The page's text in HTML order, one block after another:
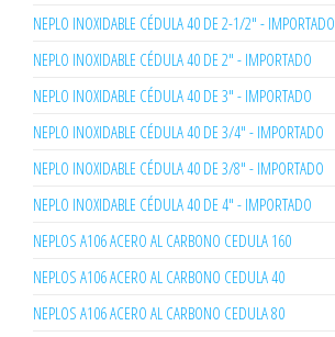
NEPLO INOXIDABLE CÉDULA 40 DE 2-1/2" - IMPORTADO
NEPLO INOXIDABLE CÉDULA 40 DE 2" - IMPORTADO
NEPLO INOXIDABLE CÉDULA 40 DE 3" - IMPORTADO
NEPLO INOXIDABLE CÉDULA 40 DE 3/4" - IMPORTADO
NEPLO INOXIDABLE CÉDULA 40 DE 3/8" - IMPORTADO
NEPLO INOXIDABLE CÉDULA 40 DE 4" - IMPORTADO
NEPLOS A106 ACERO AL CARBONO CEDULA 160
NEPLOS A106 ACERO AL CARBONO CEDULA 40
NEPLOS A106 ACERO AL CARBONO CEDULA 80